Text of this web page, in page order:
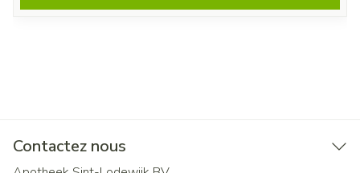
Contactez nous